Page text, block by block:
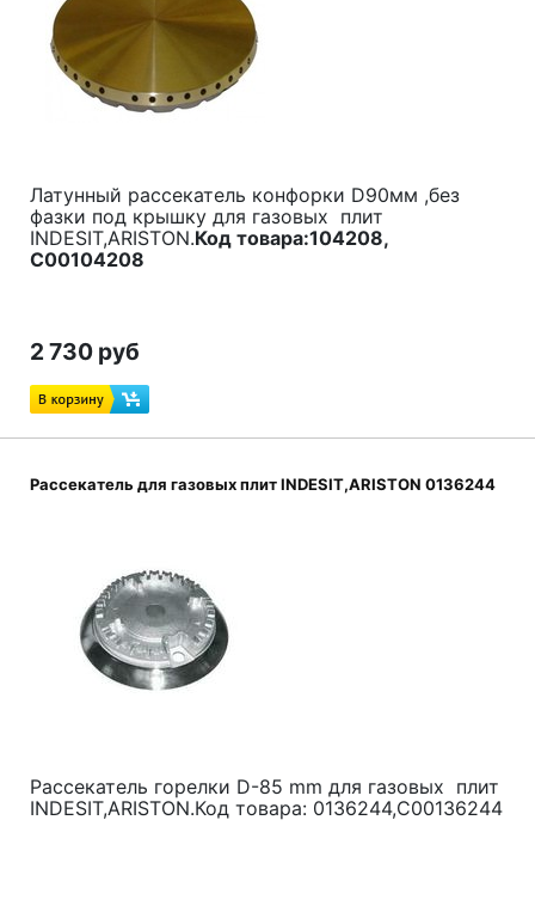
Латунный рассекатель конфорки D90мм ,без
фазки под крышку для газовых плит
INDESIT,ARISTON.Код товара:104208,
C00104208
2 730 руб
Рассекатель для газовых плит INDESIT,ARISTON 0136244
Рассекатель горелки D-85 mm для газовых плит
INDESIT,ARISTON.Код товара: 0136244,C00136244